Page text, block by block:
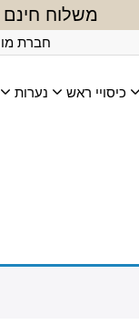
משלוח חינם
חברת
כיסויי ראש נערות